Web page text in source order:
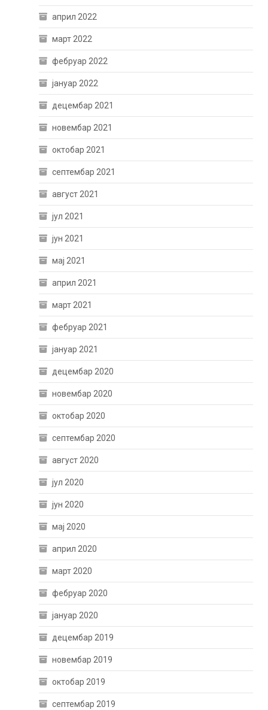
април 2022
март 2022
фебруар 2022
јануар 2022
децембар 2021
новембар 2021
октобар 2021
септембар 2021
август 2021
јул 2021
јун 2021
мај 2021
април 2021
март 2021
фебруар 2021
јануар 2021
децембар 2020
новембар 2020
октобар 2020
септембар 2020
август 2020
јул 2020
јун 2020
мај 2020
април 2020
март 2020
фебруар 2020
јануар 2020
децембар 2019
новембар 2019
октобар 2019
септембар 2019